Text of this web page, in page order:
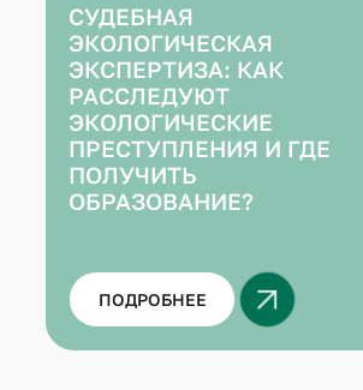
СУДЕБНАЯ
ЭКОЛОГИЧЕСКАЯ
ЭКСПЕРТИЗА: КАК
РАССЛЕДУЮТ
ЭКОЛОГИЧЕСКИЕ
ПРЕСТУПЛЕНИЯ И ГДЕ
ПОЛУЧИТЬ
ОБРАЗОВАНИЕ?
ПОДРОБНЕЕ